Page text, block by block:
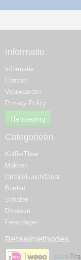
Informatie
Informatie
Contact
Voorwaarden
Privacy Policy
Herroeping
Categorieën
Koffie/Thee
Mokken
Ontbijt/Lunch/Diner
Borden
Schalen
Diversen
Feestdagen
Betaalmethodes